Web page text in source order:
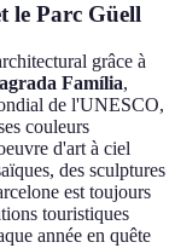
le Parc Güell
grâce à
Família,
de l'UNESCO,
couleurs
d'art à ciel
des sculptures
est toujours
touristiques
année en quête